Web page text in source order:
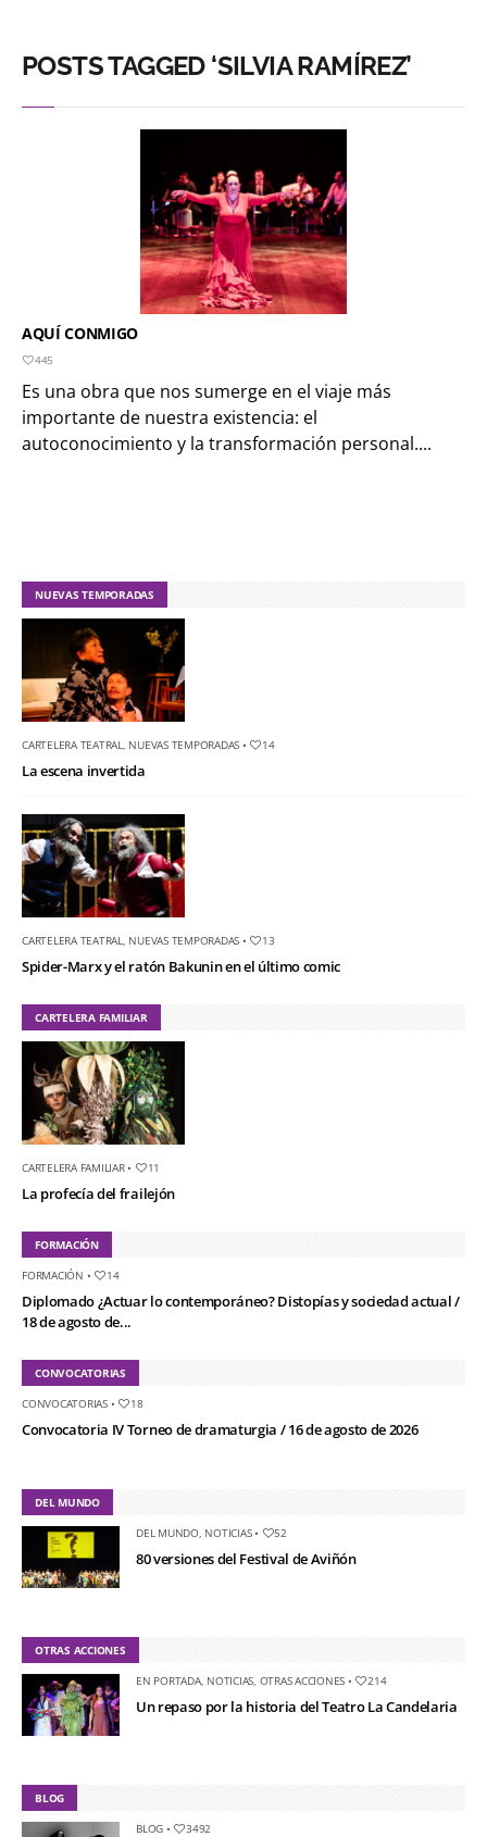
POSTS TAGGED ‘SILVIA RAMÍREZ’
AQUÍ CONMIGO
445
Es una obra que nos sumerge en el viaje más
importante de nuestra existencia: el
autoconocimiento y la transformación personal....
NUEVAS TEMPORADAS
CARTELERA TEATRAL NUEVAS TEMPORADAS • 14
La escena invertida
CARTELERA TEATRAL NUEVAS TEMPORADAS • 13
Spider-Marx y el ratón Bakunin en el último comic
CARTELERA FAMILIAR
CARTELERA FAMILIAR• 11
La profecía del frailejón
FORMACIÓN
FORMACIÓN • 14
Diplomado ¿Actuar lo contemporáneo? Distopías y sociedad actual /
18 de agosto de...
CONVOCATORIAS
CONVOCATORIAS• 18
Convocatoria IV Torneo de dramaturgia / 16 de agosto de 2026
DEL MUNDO
DEL MUNDO, NOTICIAS• 52
80 versiones del Festival de Aviñón
OTRAS ACCIONES
EN PORTADA, NOTICIAS OTRAS ACCIONES • 214
Un repaso por la historia del Teatro La Candelaria
BLOG
BLOG • 3492